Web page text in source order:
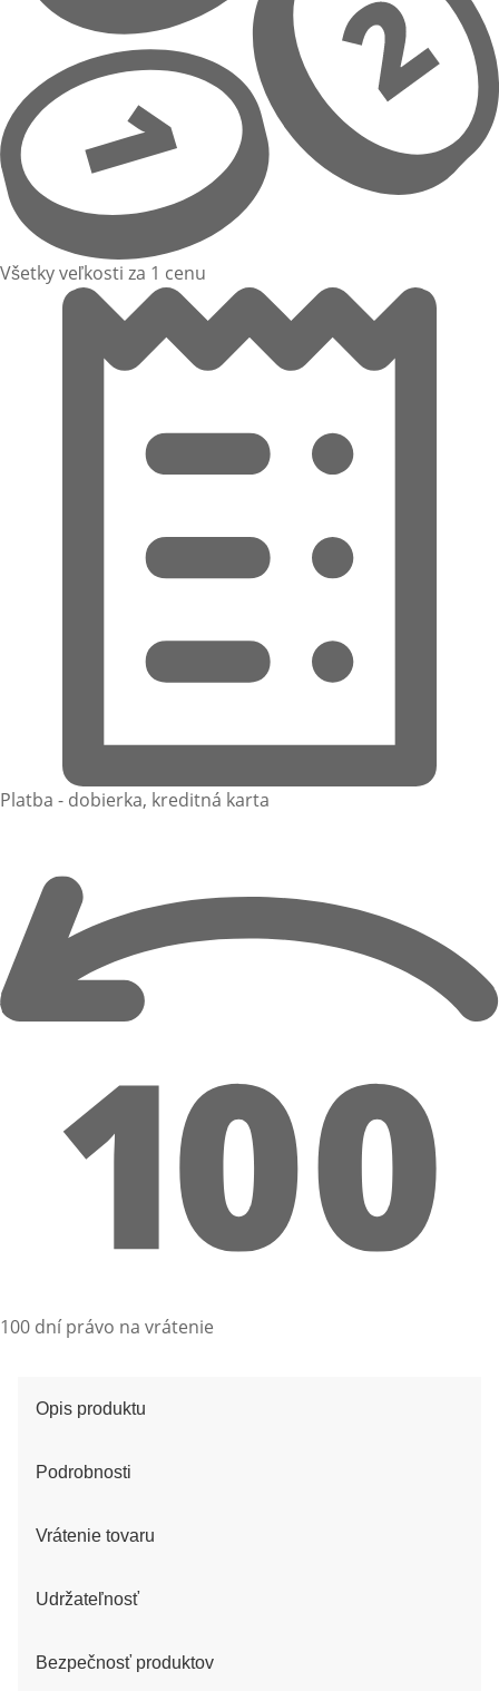
Všetky veľkosti za 1 cenu
Platba - dobierka, kreditná karta
100 dní právo na vrátenie
Opis produktu
Podrobnosti
Vrátenie tovaru
Udržateľnosť
Bezpečnosť produktov